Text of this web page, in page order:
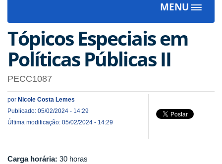
MENU
Toggle
Tópicos Especiais em
Políticas Públicas II
PECC1087
por Nicole Costa Lemes
Publicado: 05/02/2024 - 14:29
Última modificação: 05/02/2024 - 14:29
Carga horária: 30 horas